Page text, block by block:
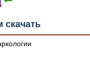
скачать